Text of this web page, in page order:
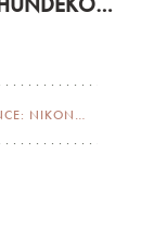
KONKURRENCE: NIKON 1 J2 KAMERA